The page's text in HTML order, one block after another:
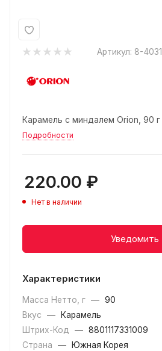
Артикул: 8-4031
Карамель с миндалем Orion, 90 г
Подробности
220.00 ₽
Нет в наличии
Уведомить
Характеристики
Масса Нетто, г — 90
Вкус
—
Карамель
Штрих-Код
— 8801117331009
Страна
—
Южная Корея